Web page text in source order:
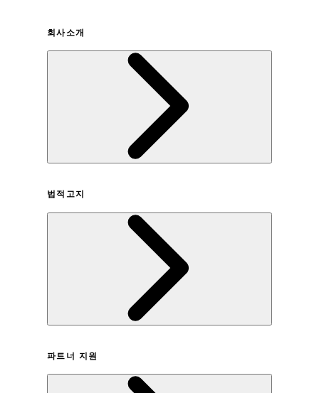
회사소개
법적고지
개인정보취급방침
파트너 지원